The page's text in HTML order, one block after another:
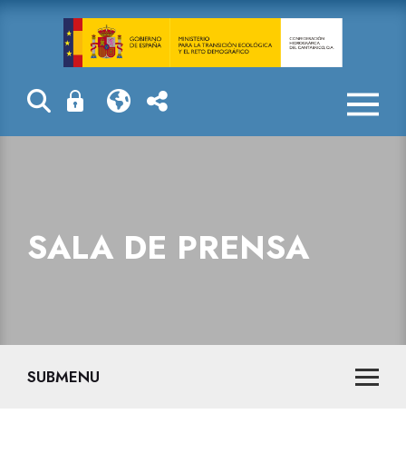
Sala de prensa
SALA DE PRENSA
SUBMENU